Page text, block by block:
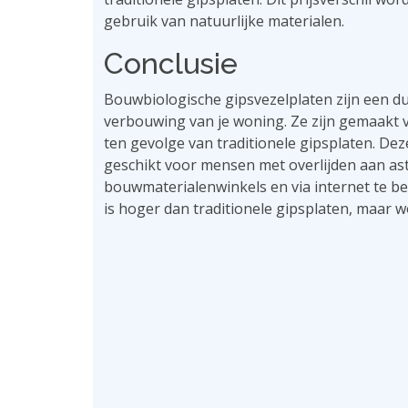
gebruik van natuurlijke materialen.
Conclusie
Bouwbiologische gipsvezelplaten zijn een
verbouwing van je woning. Ze zijn
ten gevolge van traditionele gipsplaten.
geschikt voor mensen met overlijden aan
bouwmaterialenwinkels en via internet te
is hoger dan traditionele gipsplaten, maar